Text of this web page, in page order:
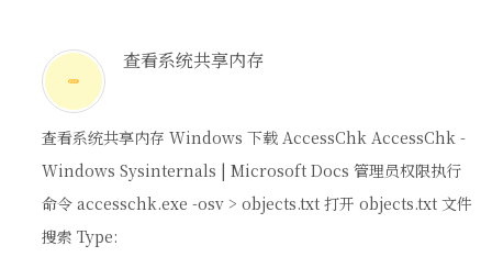
查看系统共享内存
查看系统共享内存 Windows 下载 AccessChk AccessChk -
Windows Sysinternals | Microsoft Docs 管理员权限执行
命令 accesschk.exe -osv > objects.txt 打开 objects.txt 文件
搜索 Type: